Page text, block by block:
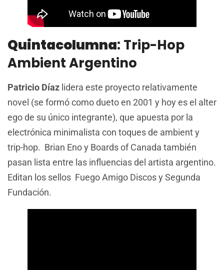
Quintacolumna: Trip-Hop
Ambient Argentino
Patricio Díaz lidera este proyecto relativamente
novel (se formó como dueto en 2001 y hoy es el alter
ego de su único integrante), que apuesta por la
electrónica minimalista con toques de ambient y
trip-hop. Brian Eno y Boards of Canada también
pasan lista entre las influencias del artista argentino.
Editan los sellos Fuego Amigo Discos y Segunda
Fundación.